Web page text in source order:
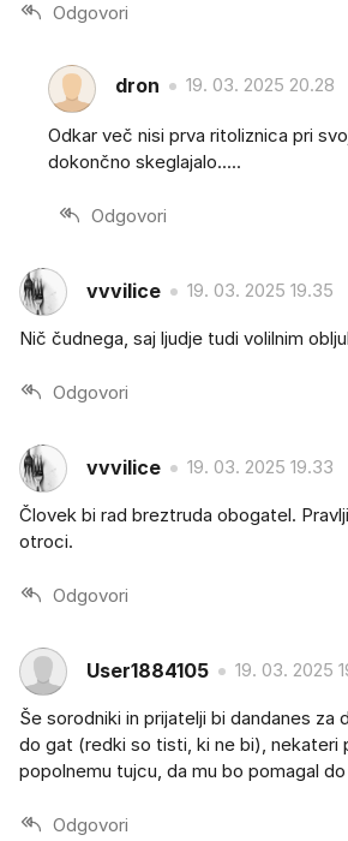
Odgovori
dron 19. 03. 2025 20.28
Odkar več nisi prva ritoliznica pri
dokončno skeglajalo.....
Odgovori
vvvilice 19. 03. 2025 19.35
Nič čudnega, saj ljudje tudi volilnim
Odgovori
vvvilice 19. 03. 2025 19.33
Človek bi rad breztruda obogatel.
otroci.
Odgovori
User1884105 19. 03. 2025
Še sorodniki in prijatelji bi dandanes za
do gat (redki so tisti, ki ne bi), nekateri
popolnemu tujcu, da mu bo pomagal
Odgovori